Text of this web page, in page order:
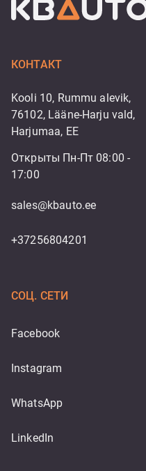
КОНТАКТ
Kooli 10, Rummu alevik,
76102, Lääne-Harju vald,
Harjumaa, EE
Открыты Пн-Пт 08:00 -
17:00
sales@kbauto.ee
+37256804201
СОЦ. СЕТИ
Facebook
Instagram
WhatsApp
LinkedIn